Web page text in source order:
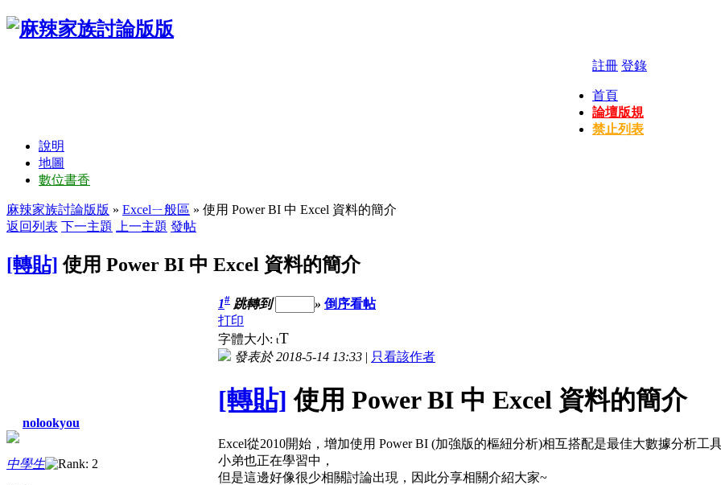
註冊 登錄
首頁
論壇版規
禁止列表
說明
地圖
數位書香
麻辣家族討論版版 » Excelㄧ般區 » 使用 Power BI 中 Excel 資料的簡介
返回列表 下一主題 上一主題 發帖
[轉貼] 使用 Power BI 中 Excel 資料的簡介
nolookyou
中學生
1# 跳轉到 » 倒序看帖
打印
字體大小: tT
發表於 2018-5-14 13:33 | 只看該作者
[轉貼] 使用 Power BI 中 Excel 資料的簡介
Excel從2010開始，增加使用 Power BI (加強版的樞紐分析)相互搭配是最佳大數據分析工
小弟也正在學習中，
但是這邊好像很少相關討論出現，因此分享相關介紹大家~